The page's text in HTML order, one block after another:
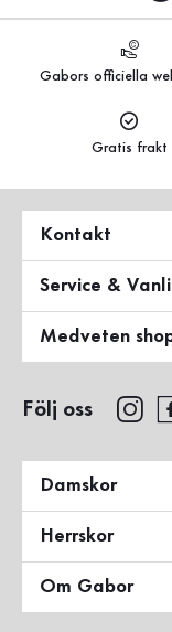
Gabors officiella
Gratis frakt
Kontakt
Service &
Medveten
Följ oss
Damskor
Herrskor
Om Gabor